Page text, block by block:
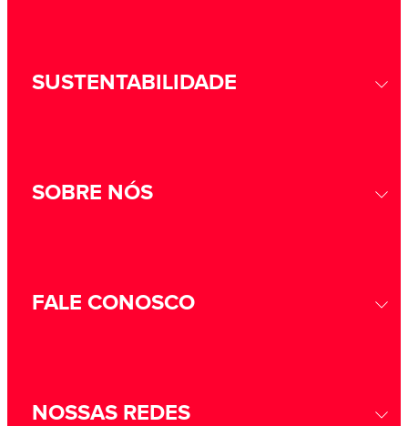
SUSTENTABILIDADE
SOBRE NÓS
FALE CONOSCO
NOSSAS REDES